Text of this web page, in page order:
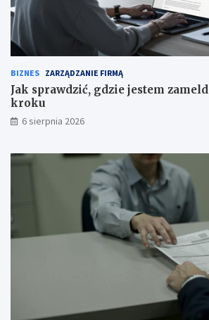
BIZNES ZARZĄDZANIE FIRMĄ
Jak sprawdzić, gdzie jestem
kroku
6 sierpnia 2026